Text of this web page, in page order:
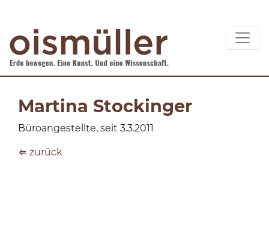
Martina Stockinger
Büroangestellte, seit 3.3.2011
⇐ zurück